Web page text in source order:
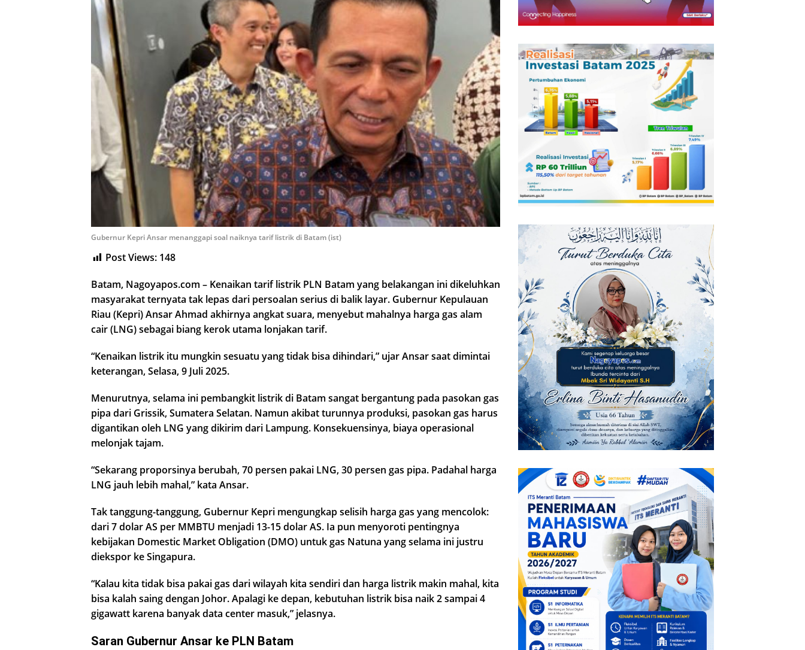
Gubernur Kepri Ansar menanggapi soal naiknya tarif listrik di Batam (ist)
Post Views: 148
Batam, Nagoyapos.com – Kenaikan tarif listrik PLN Batam yang belakangan ini dikeluhkan
masyarakat ternyata tak lepas dari persoalan serius di balik layar. Gubernur Kepulauan
Riau (Kepri) Ansar Ahmad akhirnya angkat suara, menyebut mahalnya harga gas alam
cair (LNG) sebagai biang kerok utama lonjakan tarif.
“Kenaikan listrik itu mungkin sesuatu yang tidak bisa dihindari,” ujar Ansar saat dimintai
keterangan, Selasa, 9 Juli 2025.
Menurutnya, selama ini pembangkit listrik di Batam sangat bergantung pada pasokan gas
pipa dari Grissik, Sumatera Selatan. Namun akibat turunnya produksi, pasokan gas harus
digantikan oleh LNG yang dikirim dari Lampung. Konsekuensinya, biaya operasional
melonjak tajam.
“Sekarang proporsinya berubah, 70 persen pakai LNG, 30 persen gas pipa. Padahal harga
LNG jauh lebih mahal,” kata Ansar.
Tak tanggung-tanggung, Gubernur Kepri mengungkap selisih harga gas yang mencolok:
dari 7 dolar AS per MMBTU menjadi 13-15 dolar AS. Ia pun menyoroti pentingnya
kebijakan Domestic Market Obligation (DMO) untuk gas Natuna yang selama ini justru
diekspor ke Singapura.
“Kalau kita tidak bisa pakai gas dari wilayah kita sendiri dan harga listrik makin mahal, kita
bisa kalah saing dengan Johor. Apalagi ke depan, kebutuhan listrik bisa naik 2 sampai 4
gigawatt karena banyak data center masuk,” jelasnya.
Saran Gubernur Ansar ke PLN Batam